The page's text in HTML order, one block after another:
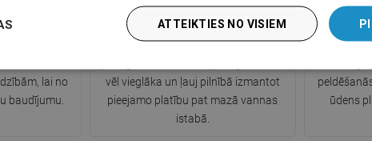
ļauj ērtāk
lai no
baudījumu.
Produkts ir aprīkots ar regulējamiem
montāžas stiprinājumiem. Ar to
palīdzību precīza augstuma
vēl vieglāka un ļauj pilnībā izmantot
pieejamo platību pat mazā vannas
istabā.
neatkarīgi
ūdens
ATTEIKTIES NO VISIEM